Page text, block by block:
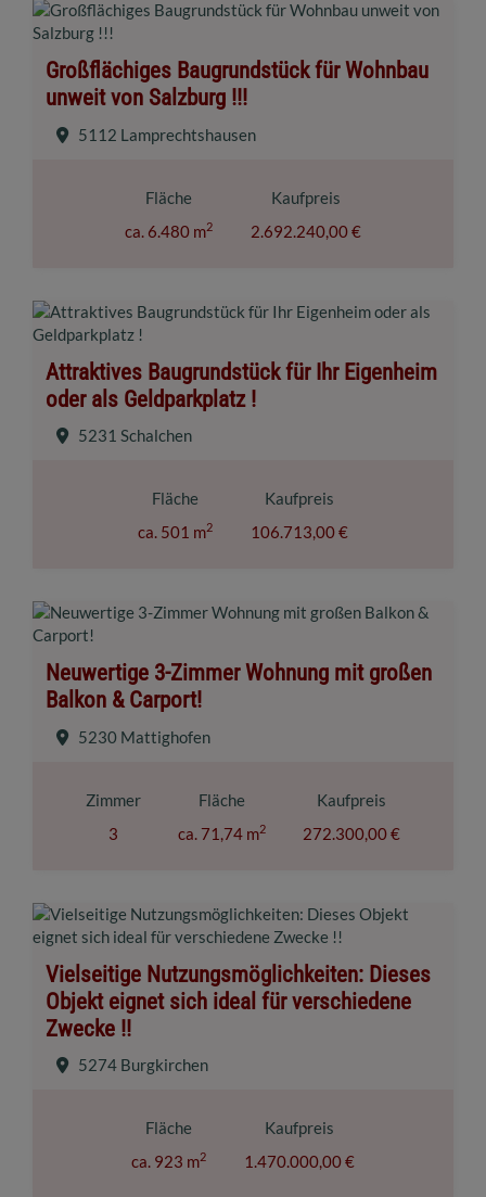
Großflächiges Baugrundstück für Wohnbau
unweit von Salzburg !!!
5112 Lamprechtshausen
Fläche
ca. 6.480 m2
Kaufpreis
2.692.240,00 €
Attraktives Baugrundstück für Ihr Eigenheim
oder als Geldparkplatz !
5231 Schalchen
Fläche
ca. 501 m2
Kaufpreis
106.713,00 €
Neuwertige 3-Zimmer Wohnung mit großen
Balkon & Carport!
5230 Mattighofen
Zimmer
3
Fläche
ca. 71,74 m2
Kaufpreis
272.300,00 €
Vielseitige Nutzungsmöglichkeiten: Dieses
Objekt eignet sich ideal für verschiedene
Zwecke !!
5274 Burgkirchen
Fläche
ca. 923 m2
Kaufpreis
1.470.000,00 €